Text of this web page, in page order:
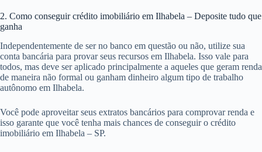
2. Como conseguir crédito imobiliário em Ilhabela – Deposite tudo que
ganha
Independentemente de ser no banco em questão ou não, utilize sua
conta bancária para provar seus recursos em Ilhabela. Isso vale para
todos, mas deve ser aplicado principalmente a aqueles que geram renda
de maneira não formal ou ganham dinheiro algum tipo de trabalho
autônomo em Ilhabela.
Você pode aproveitar seus extratos bancários para comprovar renda e
isso garante que você tenha mais chances de conseguir o crédito
imobiliário em Ilhabela – SP.